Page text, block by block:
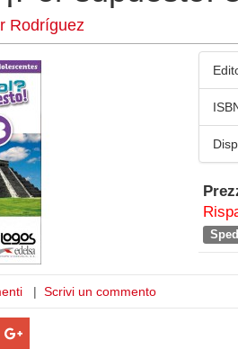
Rodríguez
| Scrivi un commento